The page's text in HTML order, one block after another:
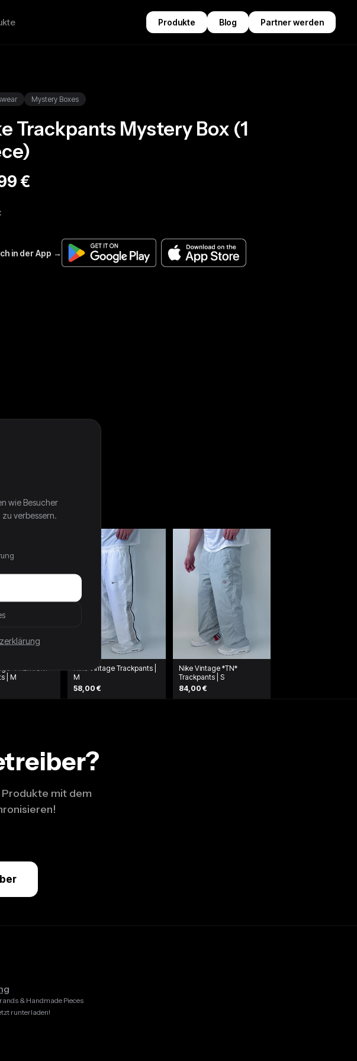
Produkte Blog Partner werden
Mystery Boxes
Trackpants Mystery Box (1
€
*PREMIUM*
| M
Nike Vintage Trackpants |
M
58,00 €
Nike Vintage *TN*
Trackpants | S
84,00 €
Produkte mit dem
& Handmade Pieces
runterladen!
wie Besucher
verbessern.